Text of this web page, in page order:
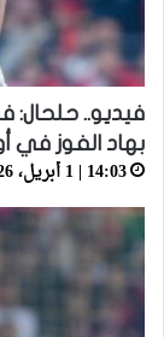
فيديو.. حلحال:
بهاد الفوز في
14:03 | 1 أبريل، 2026